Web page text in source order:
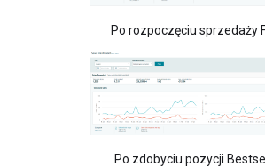
Po rozpoczęciu sprzedaży
Po zdobyciu pozycji